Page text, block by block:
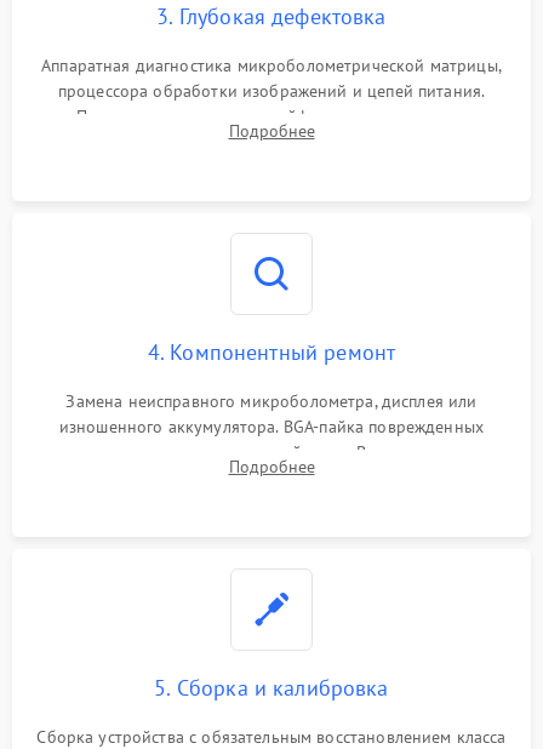
3. Глубокая дефектовка
Аппаратная диагностика микроболометрической матрицы,
процессора обработки изображений и цепей питания.
Проверка целостности шлейфов, модуля памяти и
интерфейсов связи. Выявление сгоревших SMD-компонентов
Подробнее
4. Компонентный ремонт
Замена неисправного микроболометра, дисплея или
изношенного аккумулятора. BGA-пайка поврежденных
контроллеров на материнской плате. Восстановление
разъемов и кнопок, замена поврежденных элементов
Подробнее
5. Сборка и калибровка
Сборка устройства с обязательным восстановлением класса